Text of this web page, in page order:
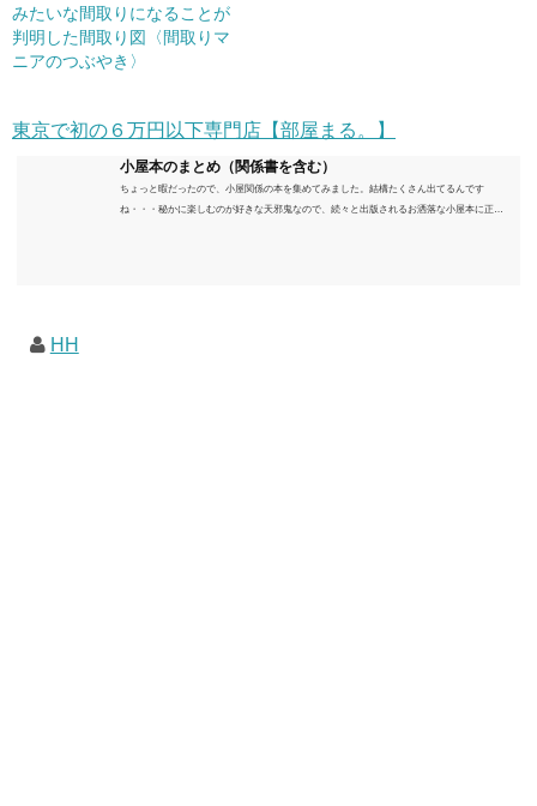
みたいな間取りになることが
判明した間取り図〈間取りマ
ニアのつぶやき〉
東京で初の６万円以下専門店【部屋まる。】
小屋本のまとめ（関係書を含む）
ちょっと暇だったので、小屋関係の本を集めてみました。結構たくさん出てるんです
ね・・・秘かに楽しむのが好きな天邪鬼なので、続々と出版されるお洒落な小屋本に正直
HH